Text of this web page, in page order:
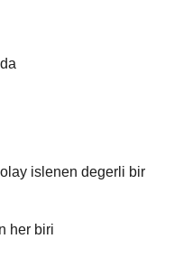
islenen degerli bir
her biri